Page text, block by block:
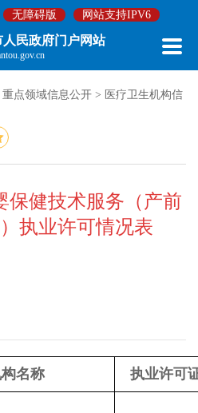
无障碍版 网站支持IPV6
人民政府门户网站
重点领域信息公开 > 医疗卫生机构信
保健技术服务（产前
执业许可情况表
名称 执业许可